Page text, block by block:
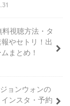
料視聴方法・タ
やセトリ！出
まとめ！
ョンウォンの
ンスタ・予約